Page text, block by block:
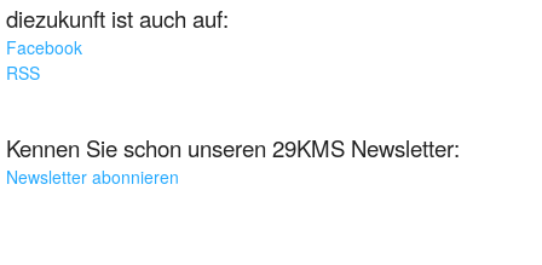
diezukunft ist auch auf:
Facebook
RSS
Kennen Sie schon unseren 29KMS Newsletter:
Newsletter abonnieren